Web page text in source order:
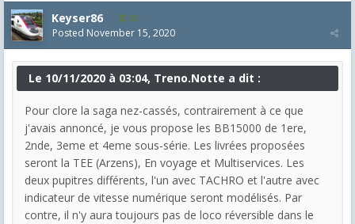
Keyser86 33
Posted November 15, 2020
Le 10/11/2020 à 03:04, Treno.Notte a dit :
Pour clore la saga nez-cassés, contrairement à ce que
j'avais annoncé, je vous propose les BB15000 de 1ere,
2nde, 3eme et 4eme sous-série. Les livrées proposées
seront la TEE (Arzens), En voyage et Multiservices. Les
deux pupitres différents, l'un avec TACHRO et l'autre avec
indicateur de vitesse numérique seront modélisés. Par
contre, il n'y aura toujours pas de loco réversible dans le